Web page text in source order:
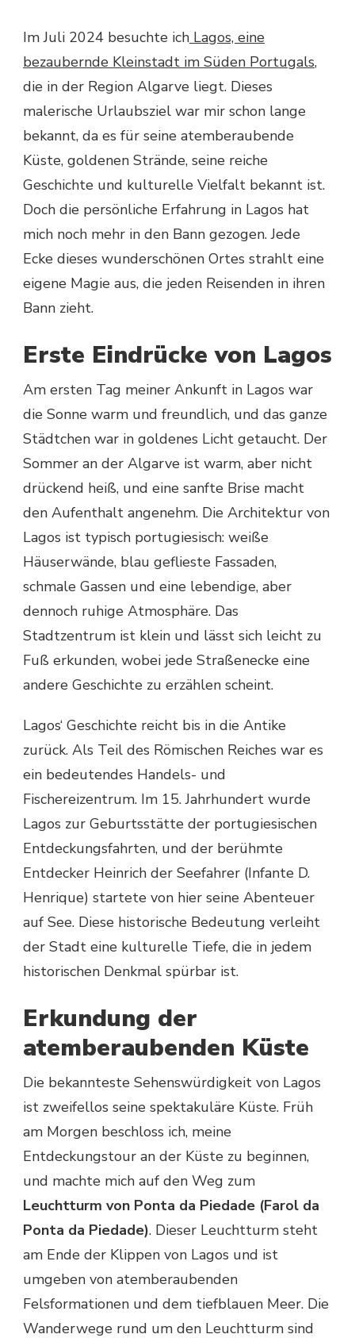
DAS
MALERISCHE
AN
DER
Im Juli 2024 besuchte ich Lagos, eine
bezaubernde Kleinstadt im Süden Portugals,
die in der Region Algarve liegt. Dieses
malerische Urlaubsziel war mir schon lange
bekannt, da es für seine atemberaubende
Küste, goldenen Strände, seine reiche
Geschichte und kulturelle Vielfalt bekannt ist.
Doch die persönliche Erfahrung in Lagos hat
mich noch mehr in den Bann gezogen. Jede
Ecke dieses wunderschönen Ortes strahlt eine
eigene Magie aus, die jeden Reisenden in ihren
Bann zieht.
Erste Eindrücke von Lagos
Am ersten Tag meiner Ankunft in Lagos war
die Sonne warm und freundlich, und das ganze
Städtchen war in goldenes Licht getaucht. Der
Sommer an der Algarve ist warm, aber nicht
drückend heiß, und eine sanfte Brise macht
den Aufenthalt angenehm. Die Architektur von
Lagos ist typisch portugiesisch: weiße
Häuserwände, blau geflieste Fassaden,
schmale Gassen und eine lebendige, aber
dennoch ruhige Atmosphäre. Das
Stadtzentrum ist klein und lässt sich leicht zu
Fuß erkunden, wobei jede Straßenecke eine
andere Geschichte zu erzählen scheint.
Lagos‘ Geschichte reicht bis in die Antike
zurück. Als Teil des Römischen Reiches war es
ein bedeutendes Handels- und
Fischereizentrum. Im 15. Jahrhundert wurde
Lagos zur Geburtsstätte der portugiesischen
Entdeckungsfahrten, und der berühmte
Entdecker Heinrich der Seefahrer (Infante D.
Henrique) startete von hier seine Abenteuer
auf See. Diese historische Bedeutung verleiht
der Stadt eine kulturelle Tiefe, die in jedem
historischen Denkmal spürbar ist.
Erkundung der
atemberaubenden Küste
Die bekannteste Sehenswürdigkeit von Lagos
ist zweifellos seine spektakuläre Küste. Früh
am Morgen beschloss ich, meine
Entdeckungstour an der Küste zu beginnen,
und machte mich auf den Weg zum
Leuchtturm von Ponta da Piedade (Farol da
Ponta da Piedade). Dieser Leuchtturm steht
am Ende der Klippen von Lagos und ist
umgeben von atemberaubenden
Felsformationen und dem tiefblauen Meer. Die
Wanderwege rund um den Leuchtturm sind